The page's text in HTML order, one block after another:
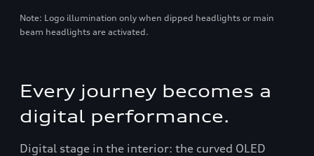
Note: Logo illumination only when dipped headlights or main
beam headlights are activated.
Every journey becomes a
digital performance.
Digital stage in the interior: the curved OLED